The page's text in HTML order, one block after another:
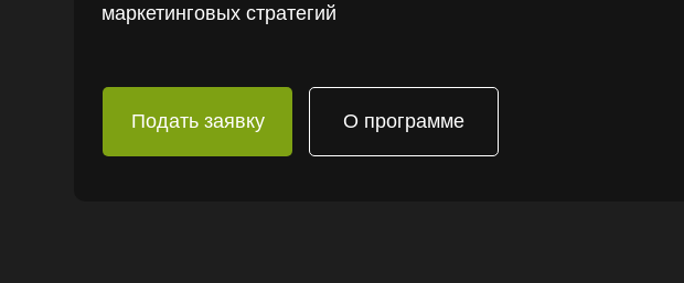
О программе
Подать заявку
маркетинговых стратегий